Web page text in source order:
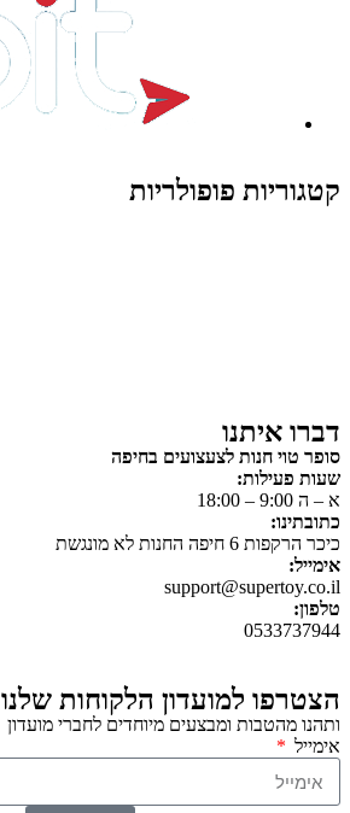
קטגוריות פופולריות
דברו איתנו
סופר טוי חנות לצעצועים בחיפה
שעות פעילות:
א – ה 9:00 – 18:00
כתובתינו:
כיכר הרקפות 6 חיפה החנות לא מונגשת
אימייל:
support@supertoy.co.il
טלפון:
0533737944
הצטרפו למועדון הלקוחות שלנו
ותהנו מהטבות ומבצעים מיוחדים לחברי מועדון
אימייל